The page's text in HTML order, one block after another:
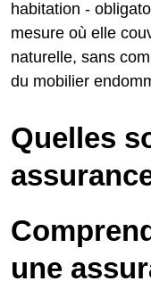
habitation -
mesure où elle
naturelle, sans
du mobilier
Quelles
une